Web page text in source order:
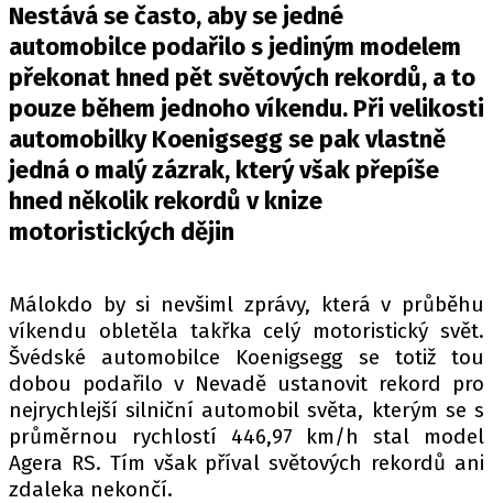
OSTATNÍ
TISKOVKY
ROZHOVORY
DAKAR
Z DOMOVA
ZE SVĚTA
MOTORSPORT
PIT LANE
ČEŠI V AKCI
FIA CEZ & POHÁRY
MEZINÁRODNÍ SCÉNA
SLEDUJTE NÁS NA|
Nestává se často, aby se jedné
automobilce podařilo s jediným modelem
překonat hned pět světových rekordů, a to
pouze během jednoho víkendu. Při velikosti
automobilky Koenigsegg se pak vlastně
jedná o malý zázrak, který však přepíše
hned několik rekordů v knize
motoristických dějin
Málokdo by si nevšiml zprávy, která v průběhu
víkendu obletěla takřka celý motoristický svět.
Švédské automobilce Koenigsegg se totiž tou
dobou podařilo v Nevadě ustanovit rekord pro
nejrychlejší silniční automobil světa, kterým se s
průměrnou rychlostí 446,97 km/h stal model
Agera RS. Tím však příval světových rekordů ani
zdaleka nekončí.